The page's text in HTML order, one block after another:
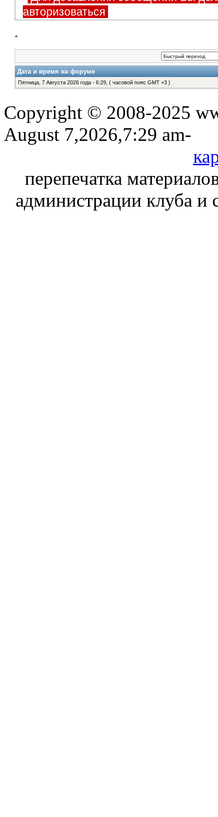
авторизоваться
Дата и время на форуме
Пятница, 7 Августа 2026 года - 6:29, ( часовой пояс GMT +3 )
Copyright © 2008-2025
August 7,2026,7:29 am-
перепечатка
администрации клуба и